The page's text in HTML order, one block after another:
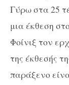
Γύρω στα 25
μια έκθεση
Φοίνιξ τον
της έκθεσής
παράξενο